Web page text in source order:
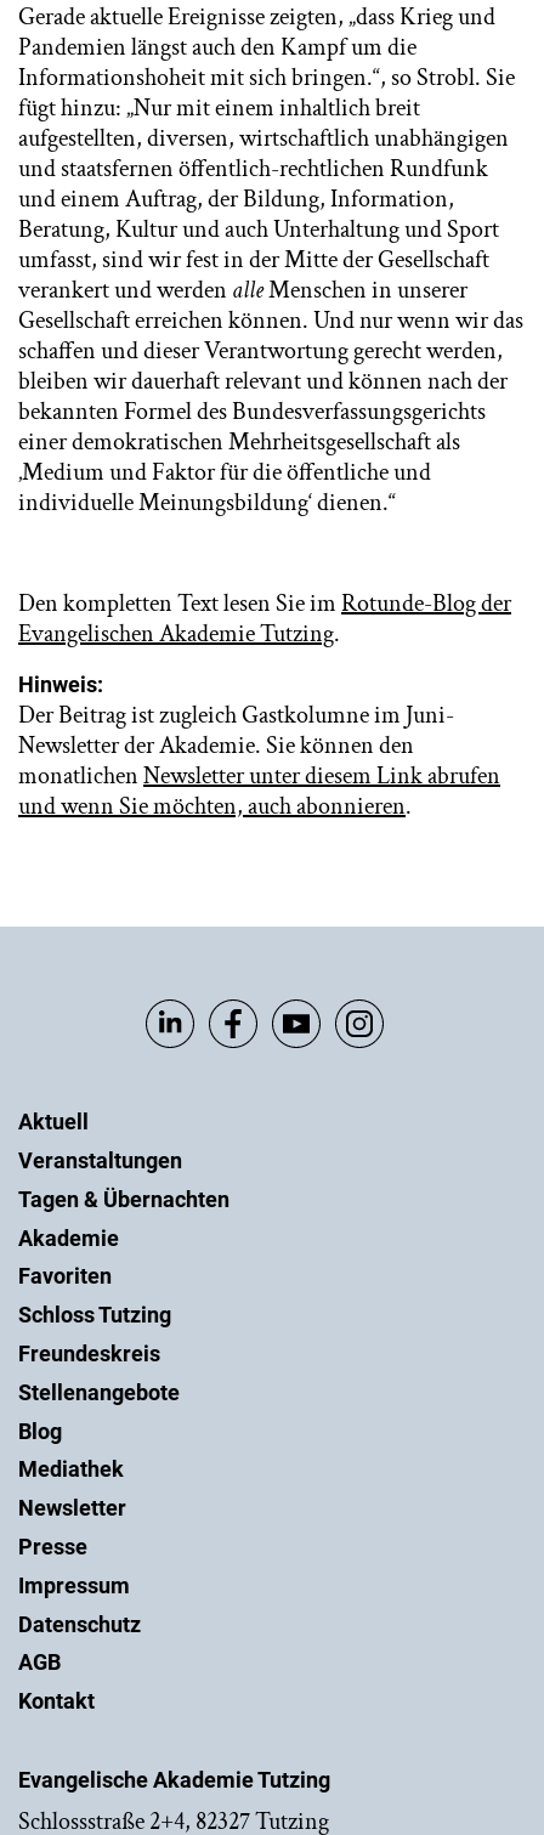
Gerade aktuelle Ereignisse zeigten, „dass Krieg und
Pandemien längst auch den Kampf um die
Informationshoheit mit sich bringen.“, so Strobl. Sie
fügt hinzu: „Nur mit einem inhaltlich breit
aufgestellten, diversen, wirtschaftlich unabhängigen
und staatsfernen öffentlich-rechtlichen Rundfunk
und einem Auftrag, der Bildung, Information,
Beratung, Kultur und auch Unterhaltung und Sport
umfasst, sind wir fest in der Mitte der Gesellschaft
verankert und werden alleMenschen in unserer
Gesellschaft erreichen können. Und nur wenn wir das
schaffen und dieser Verantwortung gerecht werden,
bleiben wir dauerhaft relevant und können nach der
bekannten Formel des Bundesverfassungsgerichts
einer demokratischen Mehrheitsgesellschaft als
‚Medium und Faktor für die öffentliche und
individuelle Meinungsbildung‘ dienen.“
Den kompletten Text lesen Sie imRotunde-Blog der
Evangelischen Akademie Tutzing.
Hinweis:
Der Beitrag ist zugleich Gastkolumne im Juni-
Newsletter der Akademie. Sie können den
monatlichenNewsletter unter diesem Link abrufen
und wenn Sie möchten, auch abonnieren.
Evangelische Akademie Tutzing
Schlossstraße 2+4, 82327 Tutzing
Aktuell
Veranstaltungen
Tagen & Übernachten
Akademie
Favoriten
Schloss Tutzing
Freundeskreis
Stellenangebote
Blog
Mediathek
Newsletter
Presse
Impressum
Datenschutz
AGB
Kontakt